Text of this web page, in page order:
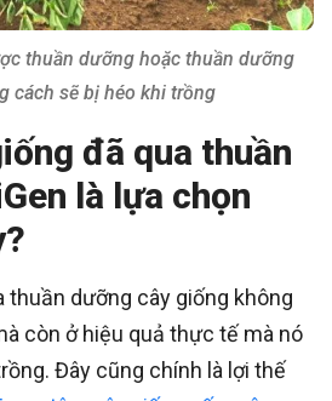
thuần dưỡng hoặc thuần dưỡng
cách sẽ bị héo khi trồng
đã qua thuần
là lựa chọn
thuần dưỡng cây giống không
còn ở hiệu quả thực tế mà nó
Đây cũng chính là lợi thế